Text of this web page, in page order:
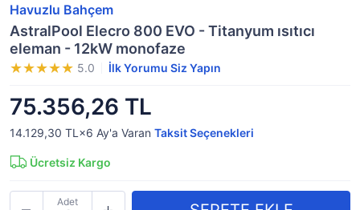
Havuzlu Bahçem
AstralPool Elecro 800 EVO - Titanyum ısıtıcı
eleman - 12kW monofaze
5.0 İlk Yorumu Siz Yapın
75.356,26 TL
14.129,30 TL×6 Ay'a Varan Taksit Seçenekleri
Ücretsiz Kargo
Adet